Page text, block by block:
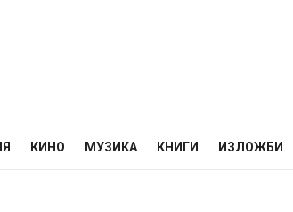
КИНО МУЗИКА КНИГИ ИЗЛОЖБИ